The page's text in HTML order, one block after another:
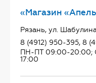
«Магазин
Рязань, ул.
8 (4912) 950-395, 8
ПН-ПТ 09:00-20:00;
17:00